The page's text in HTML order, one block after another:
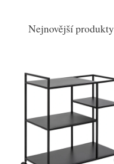
Nejnovější produkty